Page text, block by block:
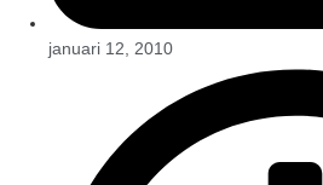
januari 12, 2010